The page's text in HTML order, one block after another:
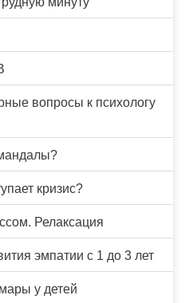
вопросы к психологу
кризис?
Релаксация
эмпатии с 1 до 3 лет
у детей